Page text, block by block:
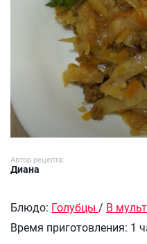
Автор рецепта:
Диана
Блюдо: Голубцы / В
Время приготовления: 1